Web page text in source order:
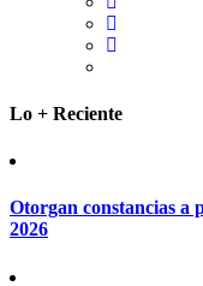
Lo + Reciente
Otorgan constancias a
2026